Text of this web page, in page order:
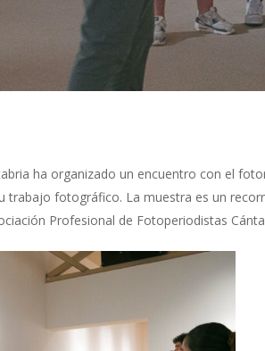
ha organizado un encuentro con el
trabajo fotográfico. La muestra es un
Profesional de Fotoperiodistas